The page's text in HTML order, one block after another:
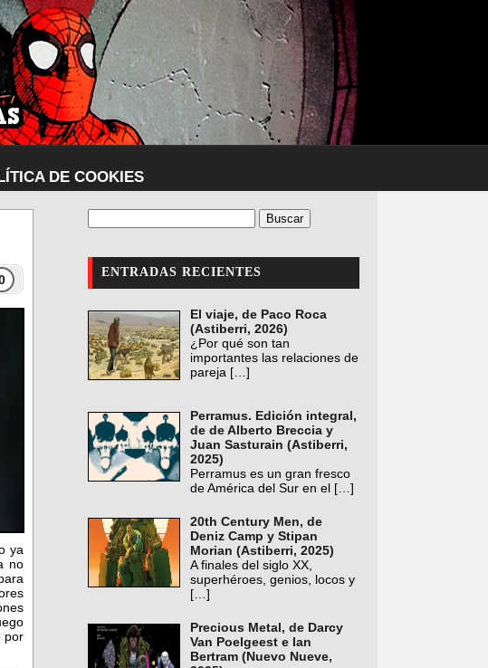
DE COOKIES
ya
no
por
ENTRADAS RECIENTES
El viaje, de Paco Roca
(Astiberri, 2026)
¿Por qué son tan
importantes las relaciones de
pareja […]
Perramus. Edición integral,
de de Alberto Breccia y
Juan Sasturain (Astiberri,
2025)
Perramus es un gran fresco
de América del Sur en el […]
20th Century Men, de
Deniz Camp y Stipan
Morian (Astiberri, 2025)
A finales del siglo XX,
superhéroes, genios, locos y
[…]
Precious Metal, de Darcy
Van Poelgeest e Ian
Bertram (Nuevo Nueve,